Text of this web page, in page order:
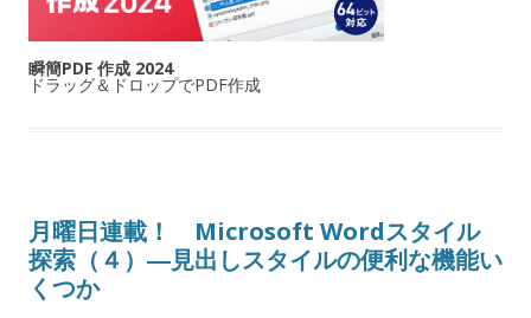
瞬簡PDF 作成 2024
ドラッグ＆ドロップでPDF作成
月曜日連載！ Microsoft Wordスタイル
探索（４）―見出しスタイルの便利な機能い
くつか